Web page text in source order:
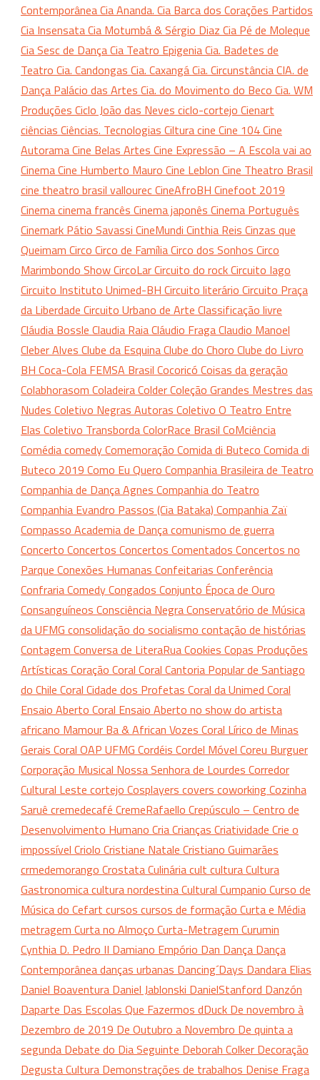
ContemporâneaCia Ananda. Cia Barca dos Corações Partidos
Cia InsensataCia Motumbá & Sérgio Diaz Cia Pé de Moleque
Cia Sesc de DançaCia Teatro EpigeniaCia. Badetes de
Teatro Cia. Candongas Cia. CaxangáCia. CircunstânciaCIA. de
Dança Palácio das Artes Cia. do Movimento do Beco Cia. WM
Produções Ciclo João das Neves ciclo-cortejo Cienart
ciências Ciências. Tecnologias Cilturacine Cine 104Cine
AutoramaCine Belas Artes Cine Expressão – A Escola vai ao
CinemaCine Humberto Mauro Cine Leblon Cine Theatro Brasil
cine theatro brasil vallourecCineAfroBH Cinefoot 2019
Cinemacinema francês Cinema japonês Cinema Português
Cinemark Pátio Savassi CineMundi Cinthia Reis Cinzas que
Queimam Circo Circo de FamíliaCirco dos Sonhos Circo
Marimbondo ShowCircoLarCircuito do rockCircuito Iago
Circuito Instituto Unimed-BH Circuito literário Circuito Praça
da Liberdade Circuito Urbano de Arte Classificação livre
Cláudia Bossle Claudia RaiaCláudio FragaClaudio Manoel
Cleber Alves Clube da EsquinaClube do Choro Clube do Livro
BH Coca-Cola FEMSA Brasil Cocoricó Coisas da geração
Colabhorasom ColadeiraColderColeção Grandes Mestres das
Nudes Coletivo Negras Autoras Coletivo O Teatro Entre
Elas Coletivo TransbordaColorRace Brasil CoMciência
ComédiacomedyComemoração Comida di Buteco Comida di
Buteco 2019 Como Eu Quero Companhia Brasileira de Teatro
Companhia de Dança Agnes Companhia do Teatro
Companhia Evandro Passos (Cia Bataka) Companhia Zaï
Compasso Academia de Dançacomunismo de guerra
Concerto Concertos Concertos Comentados Concertos no
Parque Conexões Humanas Confeitarias Conferência
Confraria ComedyCongados Conjunto Época de Ouro
Consanguíneos Consciência NegraConservatório de Música
da UFMG consolidação do socialismo contação de histórias
Contagem Conversa de LiteraRuaCookies Copas Produções
Artísticas Coração Coral Coral Cantoria Popular de Santiago
do Chile Coral Cidade dos Profetas Coral da Unimed Coral
Ensaio Aberto Coral Ensaio Aberto no show do artista
africano Mamour Ba & African Vozes Coral Lírico de Minas
Gerais Coral OAP UFMG Cordéis Cordel Móvel Coreu Burguer
Corporação Musical Nossa Senhora de Lourdes Corredor
Cultural Leste cortejo Cosplayers covers coworkingCozinha
Saruê cremedecafé CremeRafaello Crepúsculo – Centro de
Desenvolvimento Humano CriaCrianças Criatividade Crie o
impossível Criolo Cristiane Natale Cristiano Guimarães
crmedemorango CrostataCulináriacult culturaCultura
Gastronomicacultura nordestinaCultural Cumpanio Curso de
Música do Cefart cursos cursos de formação Curta e Média
metragem Curta no Almoço Curta-Metragem Curumin
Cynthia D. Pedro II Damiano Empório Dan Dança Dança
Contemporâneadanças urbanas Dancing´Days Dandara Elias
Daniel Boaventura Daniel Jablonski DanielStanford Danzón
Daparte Das Escolas Que Fazermos dDuck De novembro à
Dezembro de 2019 De Outubro a Novembro De quinta a
segunda Debate do Dia Seguinte Deborah Colker Decoração
Degusta Cultura Demonstrações de trabalhos Denise Fraga